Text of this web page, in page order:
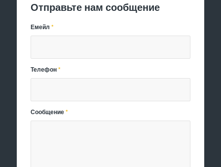
Отправьте нам сообщение
Емейл*
Телефон*
Сообщение*